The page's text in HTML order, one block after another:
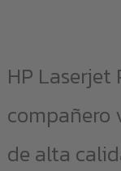
HP Laserjet
compañero
de alta